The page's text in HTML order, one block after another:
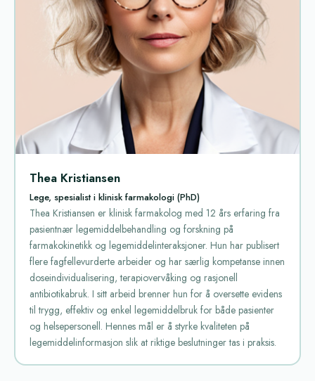
Thea Kristiansen
Lege, spesialist i klinisk farmakologi (PhD)
Thea Kristiansen er klinisk farmakolog med 12 års erfaring fra
pasientnær legemiddelbehandling og forskning på
farmakokinetikk og legemiddelinteraksjoner. Hun har publisert
flere fagfellevurderte arbeider og har særlig kompetanse innen
doseindividualisering, terapiovervåking og rasjonell
antibiotikabruk. I sitt arbeid brenner hun for å oversette evidens
til trygg, effektiv og enkel legemiddelbruk for både pasienter
og helsepersonell. Hennes mål er å styrke kvaliteten på
legemiddelinformasjon slik at riktige beslutninger tas i praksis.